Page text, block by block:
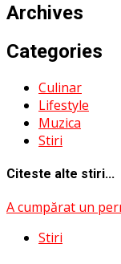
Archives
Categories
Culinar
Lifestyle
Muzica
Stiri
Citeste alte stiri...
A cumpărat un
Stiri